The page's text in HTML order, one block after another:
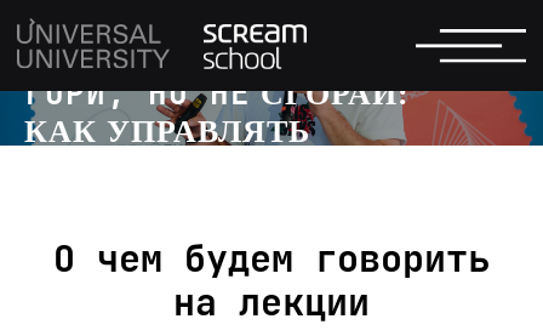
ГОРИ, НО НЕСГОРАЙ:
КАК УПРАВЛЯТЬ
Открытая лекция для тим-лидов от
Олега Доброштана, директора по
обучению и развитию 101XP,
О чем будем говорить
на лекции